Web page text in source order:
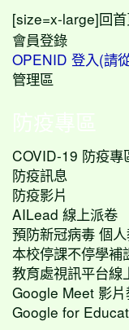
[size=x-large] 回
會員登錄
OPENID 登入(請
管理區
防疫專區
COVID-19 防疫專
防疫訊息
防疫影片
AILead 線上派卷
預防新冠病毒 個
本校停課不停學補
教育處視訊平台線
Google Meet 影
Google for